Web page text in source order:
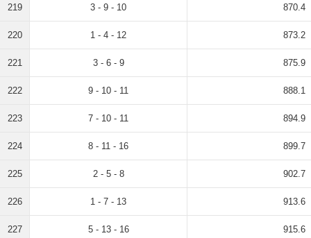
219 3 - 9 - 10 870.4
220 1 - 4 - 12 873.2
221 3 - 6 - 9 875.9
222 9 - 10 - 11 888.1
223 7 - 10 - 11 894.9
224 8 - 11 - 16 899.7
225 2 - 5 - 8 902.7
226 1 - 7 - 13 913.6
227 5 - 13 - 16 915.6